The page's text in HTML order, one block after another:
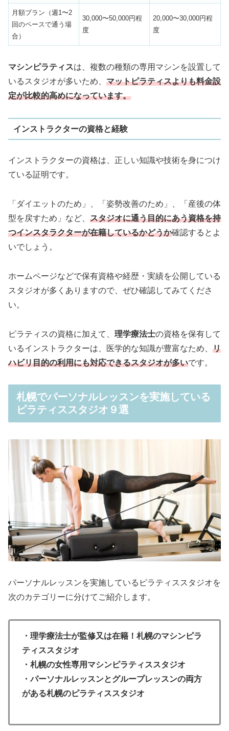
月額プラン（週1〜2
回のペースで通う場
合）
30,000〜50,000円程
度
20,000〜30,000円程
度
マシンピラティスは、複数の種類の専用マシンを設置して
いるスタジオが多いため、 マットピラティスよりも料金設
定が比較的高めになっています。
インストラクターの資格と経験
インストラクターの資格は、正しい知識や技術を身につけ
ている証明です。
「ダイエットのため」、「姿勢改善のため」、「産後の体
型を戻すため」など、 スタジオに通う目的にあう資格を持
つインスタラクターが在籍しているかどうか確認するとよ
いでしょう。
ホームページなどで保有資格や経歴・実績を公開している
スタジオが多くありますので、ぜひ確認してみてくださ
い。
ピラティスの資格に加えて、 理学療法士の資格を保有して
いるインストラクターは、医学的な知識が豊富なため、 リ
ハビリ目的の利用にも対応できるスタジオが多いです。
札幌でパーソナルレッスンを実施している
ピラティススタジオ９選
パーソナルレッスンを実施しているピラティススタジオを
次のカテゴリーに分けてご紹介します。
・理学療法士が監修又は在籍！札幌のマシンピラ
ティススタジオ
・札幌の女性専用マシンピラティススタジオ
・パーソナルレッスンとグループレッスンの両方
がある札幌のピラティススタジオ